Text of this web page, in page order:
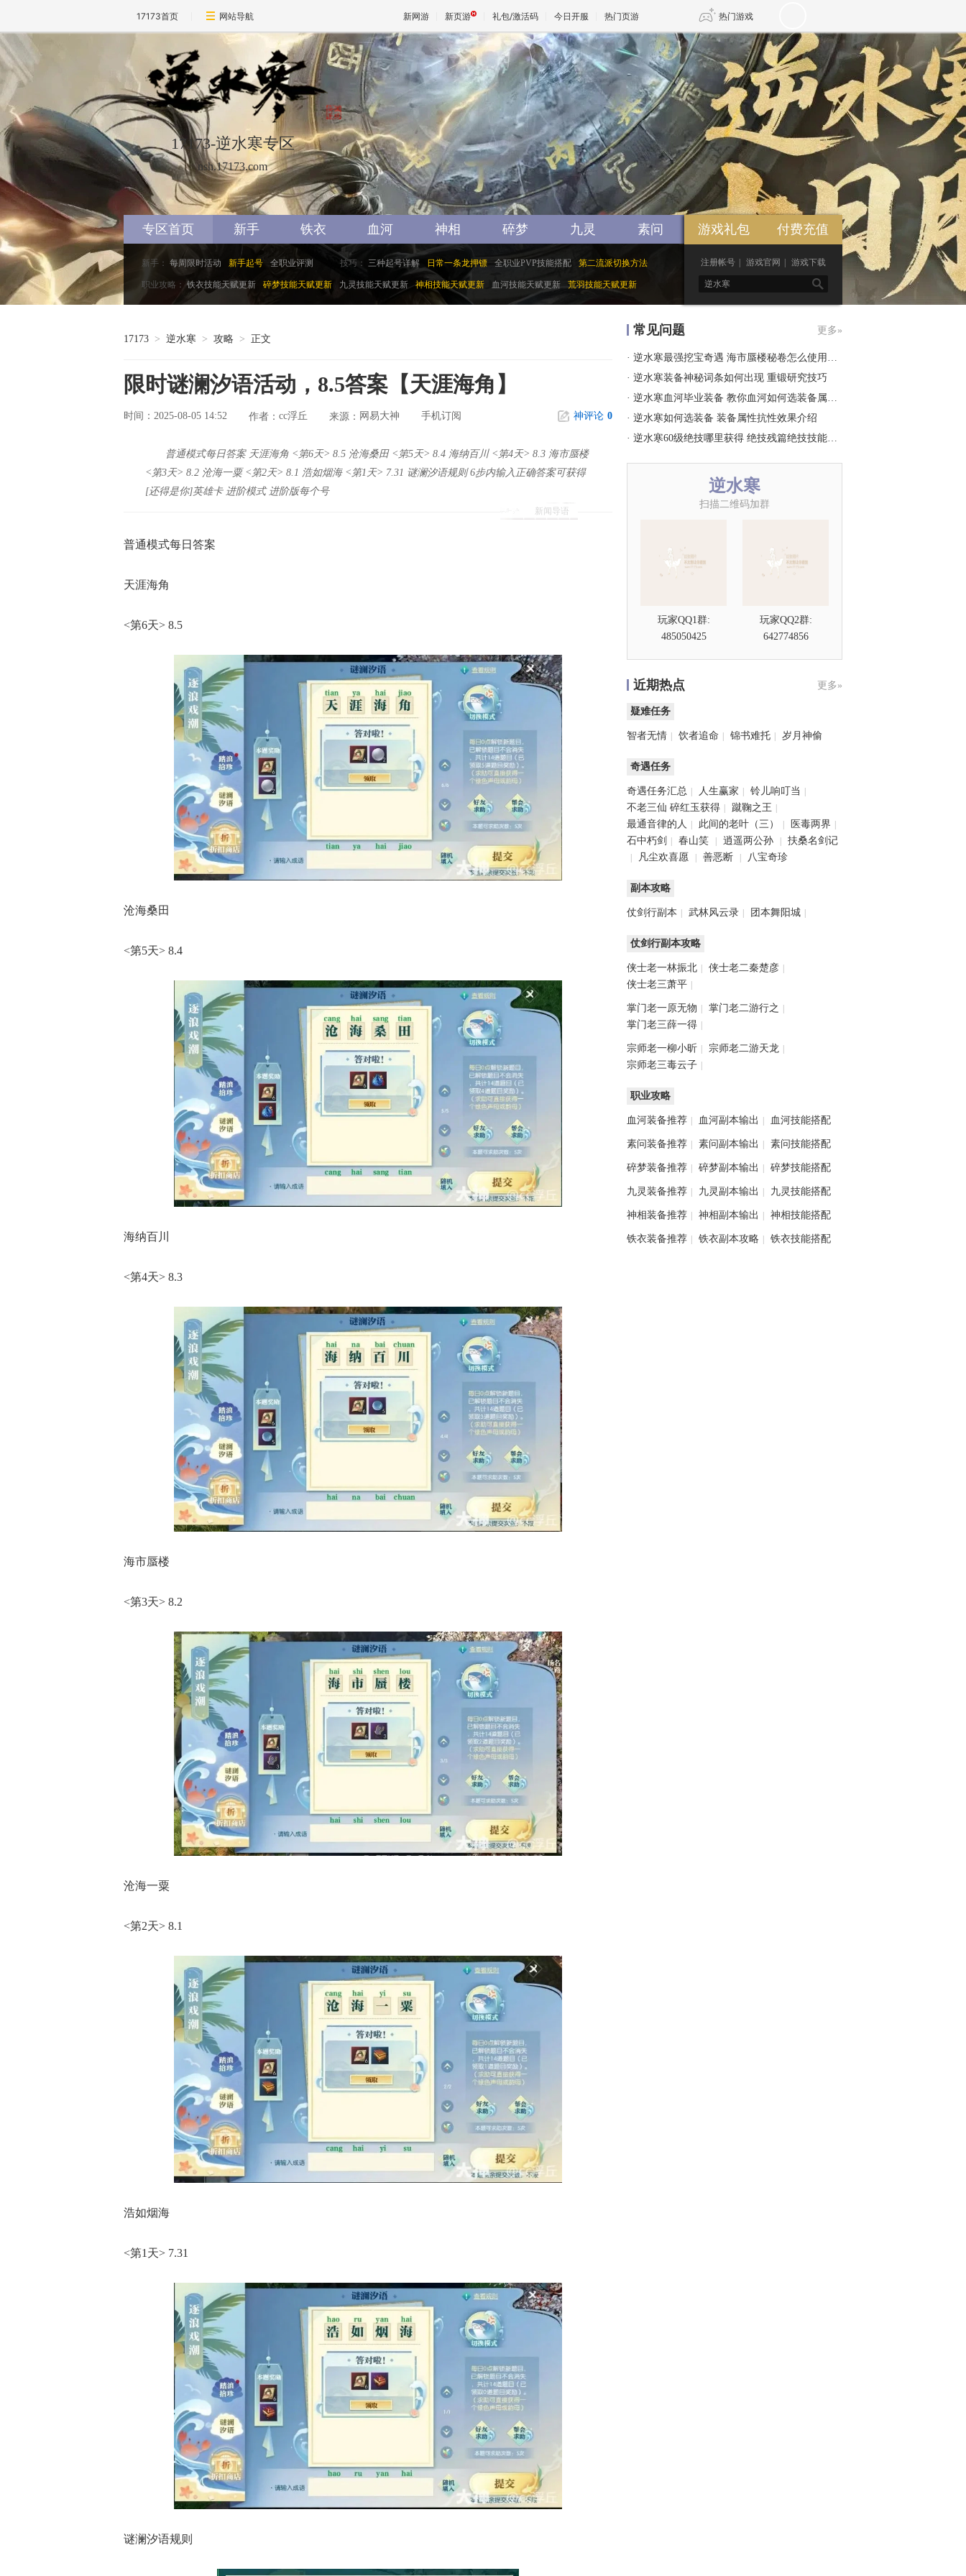
17173首页 网站导航 新网游 新页游 礼包/激活码 今日开服 热门页游 热门游戏
魔兽 DNF 传奇4
天堂 剑网3旗舰版 新天龙八部
王权与自由 诛仙世界 新仙侠5
17173-逆水寒专区
nsh.17173.com
专区首页 新手 铁衣 血河 神相 碎梦 九灵 素问
新手： 每周限时活动 新手起号 全职业评测 技巧： 三种起号详解 日常一条龙押镖 全职业PVP技能搭配 第二流派切换方法
职业攻略： 铁衣技能天赋更新 碎梦技能天赋更新 九灵技能天赋更新 神相技能天赋更新 血河技能天赋更新 荒羽技能天赋更新
游戏礼包 付费充值
注册帐号 游戏官网 游戏下载

17173 > 逆水寒 > 攻略 > 正文
限时谜澜汐语活动，8.5答案【天涯海角】
时间：2025-08-05 14:52 作者： cc浮丘 来源： 网易大神 手机订阅 神评论 0
新闻导语
普通模式每日答案 天涯海角 <第6天> 8.5 沧海桑田 <第5天> 8.4 海纳百川 <第4天> 8.3 海市蜃楼
<第3天> 8.2 沧海一粟 <第2天> 8.1 浩如烟海 <第1天> 7.31 谜澜汐语规则 6步内输入正确答案可获得
[还得是你]英雄卡 进阶模式 进阶版每个号
普通模式每日答案
天涯海角
<第6天> 8.5
沧海桑田
<第5天> 8.4
海纳百川
<第4天> 8.3
海市蜃楼
<第3天> 8.2
沧海一粟
<第2天> 8.1
浩如烟海
<第1天> 7.31
谜澜汐语规则
常见问题 更多»
· 逆水寒最强挖宝奇遇 海市蜃楼秘卷怎么使用…
· 逆水寒装备神秘词条如何出现 重锻研究技巧
· 逆水寒血河毕业装备 教你血河如何选装备属…
· 逆水寒如何选装备 装备属性抗性效果介绍
· 逆水寒60级绝技哪里获得 绝技残篇绝技技能…
逆水寒
扫描二维码加群
玩家QQ1群:
485050425
玩家QQ2群:
642774856
近期热点 更多»
疑难任务
智者无情 饮者追命 锦书难托 岁月神偷
奇遇任务
奇遇任务汇总 人生赢家 铃儿响叮当
不老三仙 碎红玉获得 蹴鞠之王
最通音律的人 此间的老叶（三） 医毒两界
石中朽剑 春山笑 逍遥两公孙 扶桑名剑记
凡尘欢喜愿 善恶断 八宝奇珍
副本攻略
仗剑行副本 武林风云录 团本舞阳城
仗剑行副本攻略
侠士老一林振北 侠士老二秦楚彦
侠士老三萧平
掌门老一原无物 掌门老二游行之
掌门老三薛一得
宗师老一柳小昕 宗师老二游天龙
宗师老三毒云子
职业攻略
血河装备推荐 血河副本输出 血河技能搭配
素问装备推荐 素问副本输出 素问技能搭配
碎梦装备推荐 碎梦副本输出 碎梦技能搭配
九灵装备推荐 九灵副本输出 九灵技能搭配
神相装备推荐 神相副本输出 神相技能搭配
铁衣装备推荐 铁衣副本攻略 铁衣技能搭配